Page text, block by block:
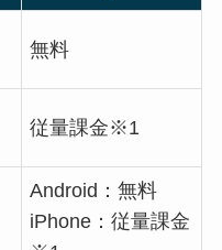
無料
従量課金※1
Android：無料
iPhone：従量課金